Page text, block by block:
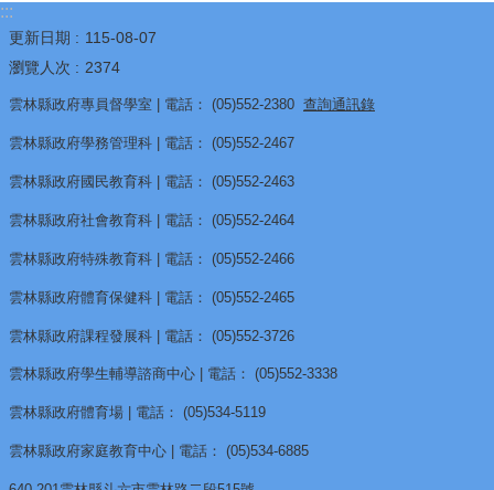
板
雲
交
通
有
熱
門
關
字
回
首
頁
:::
更新日期
115-08-07
瀏覽人次
2374
雲林縣政府專員督學室 | 電話： (05)552-2380 查詢通訊錄
雲林縣政府學務管理科 | 電話： (05)552-2467
雲林縣政府國民教育科 | 電話： (05)552-2463
雲林縣政府社會教育科 | 電話： (05)552-2464
雲林縣政府特殊教育科 | 電話： (05)552-2466
雲林縣政府體育保健科 | 電話： (05)552-2465
雲林縣政府課程發展科 | 電話： (05)552-3726
雲林縣政府學生輔導諮商中心 | 電話： (05)552-3338
雲林縣政府體育場 | 電話： (05)534-5119
雲林縣政府家庭教育中心 | 電話： (05)534-6885